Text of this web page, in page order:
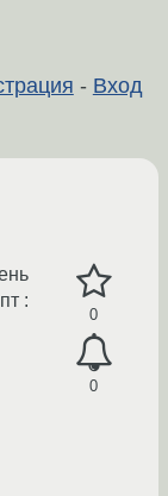
- Вход
0
0
: